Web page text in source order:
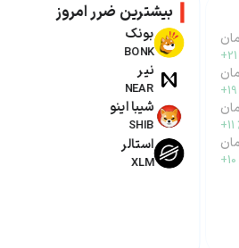
+21
+19
+11
+10
بیشترین ضرر امروز
بونک
BONK
نیر
NEAR
شیبا اینو
SHIB
استالر
XLM